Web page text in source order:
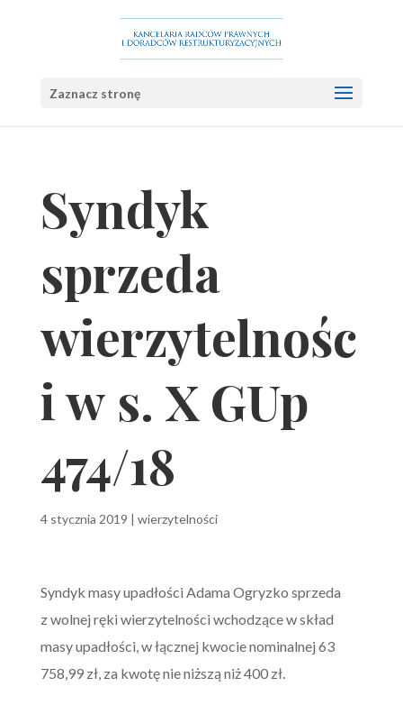
Zaznacz stronę
Syndyk
sprzeda
wierzytelnośc
i w s. X GUp
474/18
4 stycznia 2019 | wierzytelności
Syndyk masy upadłości Adama Ogryzko sprzeda
z wolnej ręki wierzytelności wchodzące w skład
masy upadłości, w łącznej kwocie nominalnej 63
758,99 zł, za kwotę nie niższą niż 400 zł.